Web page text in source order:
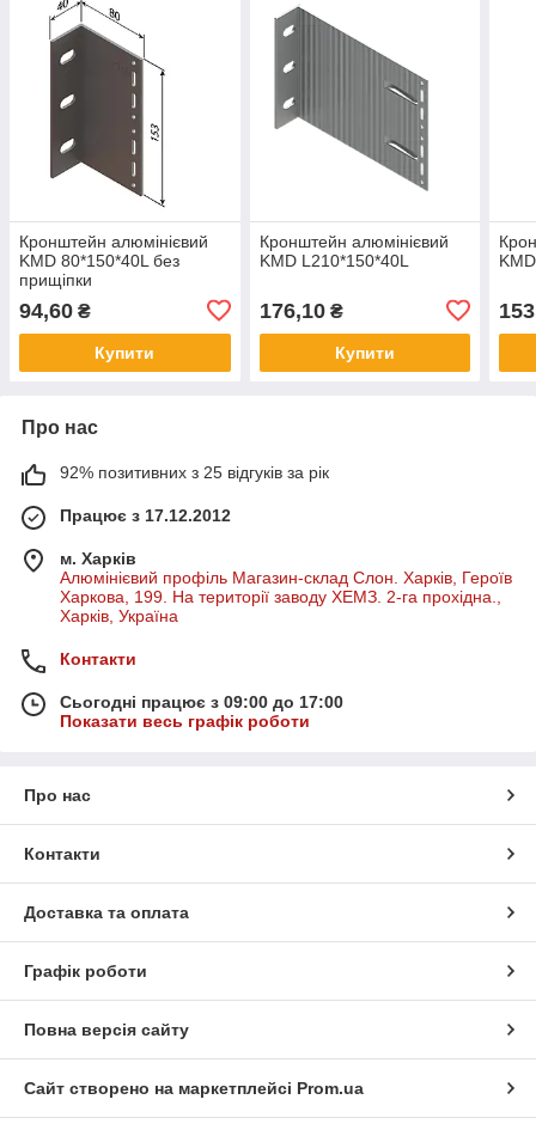
Кронштейн алюмінієвий
KMD 80*150*40L без
прищіпки
94,60 ₴
Купити
Кронштейн алюмінієвий
KMD L210*150*40L
176,10₴
Купити
Про нас
92% позитивних з 25 відгуків за рік
Працює з 17.12.2012
м. Харків
Алюмінієвий профіль Магазин-склад Слон. Харків, Героїв
Харкова, 199. На території заводу ХЕМЗ. 2-га прохідна.,
Харків, Україна
Контакти
Сьогодні працює з 09:00 до 17:00
Показати весь графік роботи
Про нас
Контакти
Доставка та оплата
Графік роботи
Повна версія сайту
Сайт створено на маркетплейсі Prom.ua